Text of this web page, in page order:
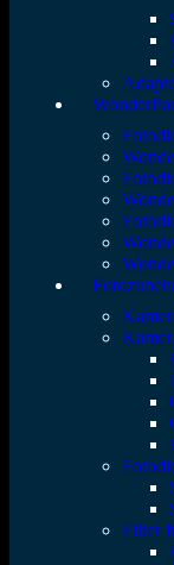
Filter